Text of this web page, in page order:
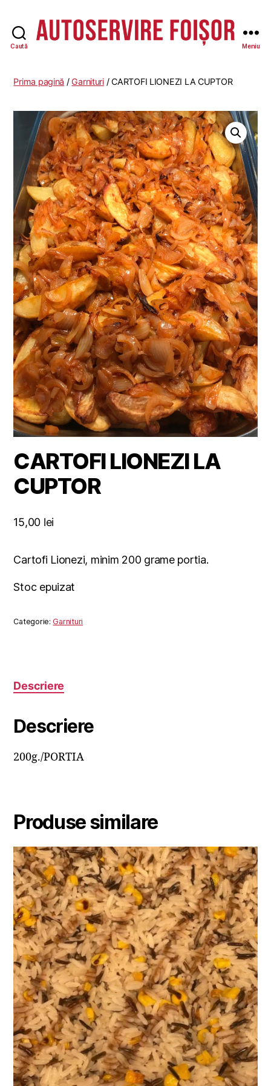
Caută Meniu
Prima pagină /Garnituri/ CARTOFI LIONEZI LA CUPTOR
CARTOFI LIONEZI LA
CUPTOR
15,00 lei
Cartofi Lionezi, minim 200 grame portia.
Stoc epuizat
Categorie: Garnituri
Descriere
Descriere
200g./PORTIA
Produse similare